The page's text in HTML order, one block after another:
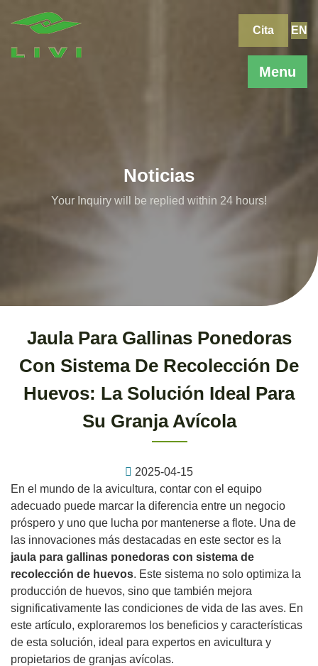
Menu
Cita EN
Noticias
Your Inquiry will be replied within 24 hours!
Jaula Para Gallinas Ponedoras
Con Sistema De Recolección De
Huevos: La Solución Ideal Para
Su Granja Avícola
2025-04-15
En el mundo de la avicultura, contar con el equipo
adecuado puede marcar la diferencia entre un negocio
próspero y uno que lucha por mantenerse a flote. Una de
las innovaciones más destacadas en este sector es la
jaula para gallinas ponedoras con sistema de
recolección de huevos. Este sistema no solo optimiza la
producción de huevos, sino que también mejora
significativamente las condiciones de vida de las aves. En
este artículo, exploraremos los beneficios y características
de esta solución, ideal para expertos en avicultura y
propietarios de granjas avícolas.